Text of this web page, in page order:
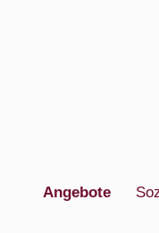
Angebote